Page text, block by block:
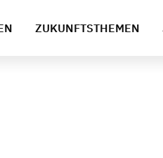
ZUKUNFTSTHEMEN